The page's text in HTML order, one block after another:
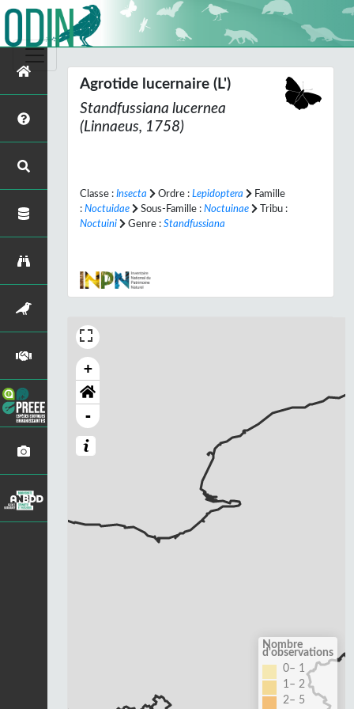
Agrotide lucernaire (L')
Standfussiana lucernea
(Linnaeus, 1758)
Classe : Insecta Ordre : Lepidoptera
Famille
: Noctuidae Sous-Famille : Noctuinae
Tribu :
Noctuini
Genre : Standfussiana
+
-
Nombre
d'observations
0– 1
1– 2
2– 5